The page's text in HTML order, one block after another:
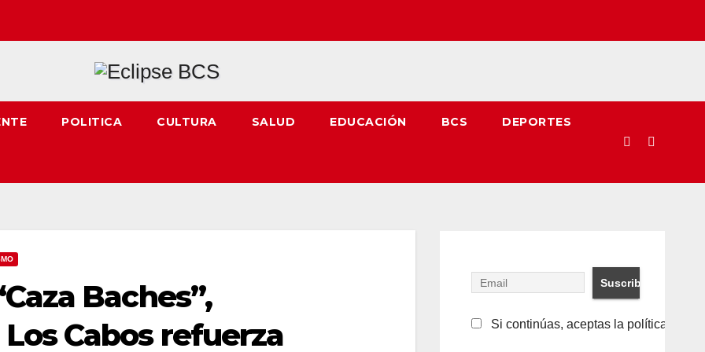
POLITICA CULTURA SALUD EDUCACIÓN BCS DEPORTES
Baches”,
Cabos refuerza
Si continúas, aceptas la política de